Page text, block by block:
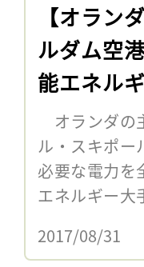
【オラン
ルダム空
能エネル
オランダの
ル・スキポー
必要な電力を
エネルギー
2017/08/31